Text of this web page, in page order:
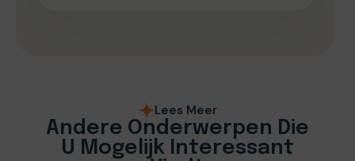
Lees Meer
Andere Onderwerpen Die
U Mogelijk Interessant